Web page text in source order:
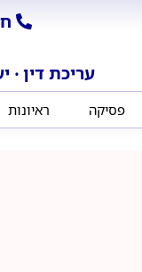
עריכת דין ‧
פסיקה ראיונות